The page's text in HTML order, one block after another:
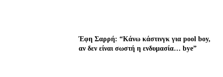
Έφη Σαρρή: “Κάνω κάστινγκ για pool boy,
αν δεν είναι σωστή η ενδυμασία… bye”